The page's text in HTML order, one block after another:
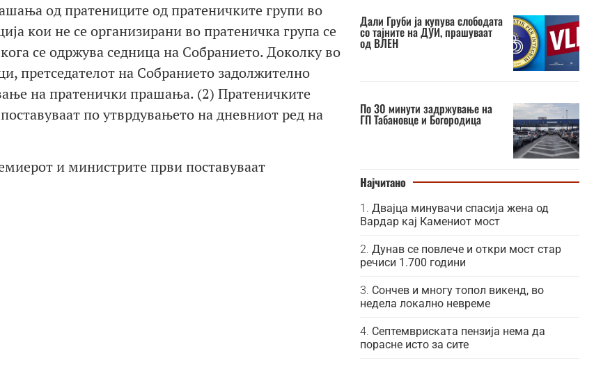
од пратениците од пратеничките групи во
кои не се организирани во пратеничка група се
се одржува седница на Собранието. Доколку во
претседателот на Собранието задолжително
на пратенички прашања. (2) Пратеничките
по утврдувањето на дневниот ред на
и министрите први поставуваат
Дали Груби ја купува слободата
со тајните на ДУИ, прашуваат
од ВЛЕН
По 30 минути задржување на
ГП Табановце и Богородица
Најчитано
Двајца минувачи спасија жена од
Вардар кај Камениот мост
Дунав се повлече и откри мост стар
речиси 1.700 години
Сончев и многу топол викенд, во
недела локално невреме
Септемвриската пензија нема да
порасне исто за сите